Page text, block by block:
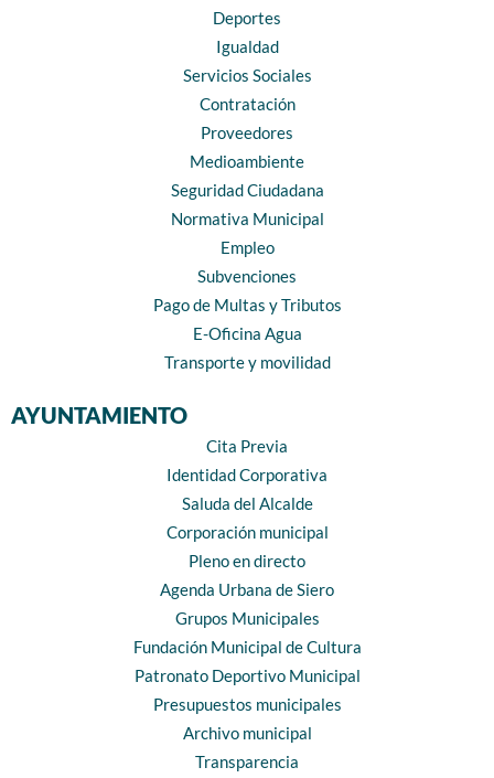
Deportes
Igualdad
Servicios Sociales
Contratación
Proveedores
Medioambiente
Seguridad Ciudadana
Normativa Municipal
Empleo
Subvenciones
Pago de Multas y Tributos
E-Oficina Agua
Transporte y movilidad
AYUNTAMIENTO
Cita Previa
Identidad Corporativa
Saluda del Alcalde
Corporación municipal
Pleno en directo
Agenda Urbana de Siero
Grupos Municipales
Fundación Municipal de Cultura
Patronato Deportivo Municipal
Presupuestos municipales
Archivo municipal
Transparencia